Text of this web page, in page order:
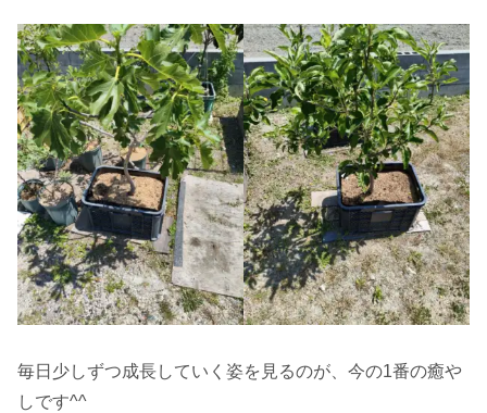
毎日少しずつ成長していく姿を見るのが、今の1番の癒や
しです^^